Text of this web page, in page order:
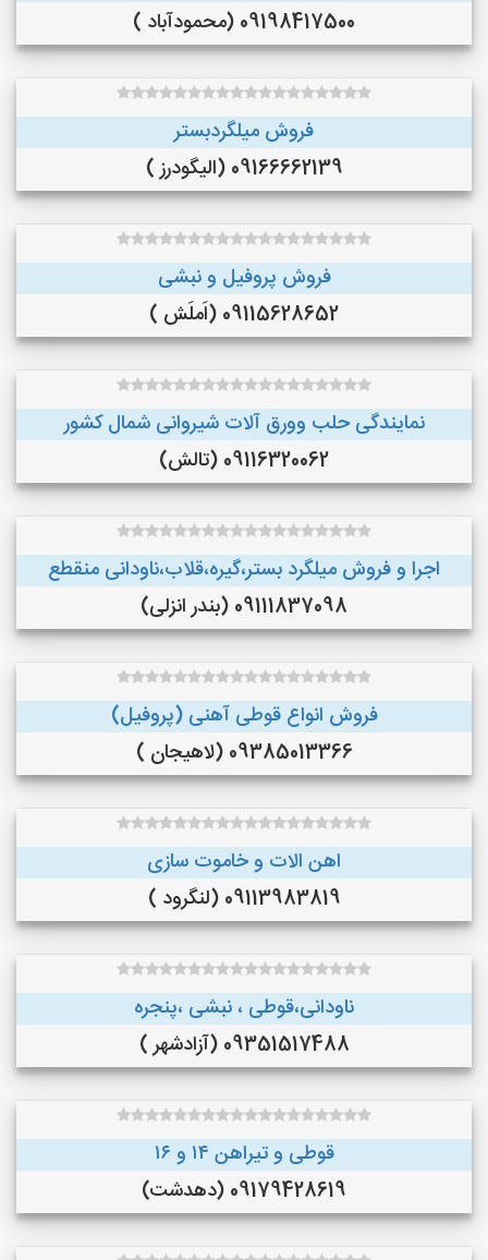
09198417500 (محمودآباد )
فروش میلگردبستر
09166662139 (الیگودرز )
فروش پروفیل و نبشی
09115628652 (اَملَش )
نمایندگی حلب وورق آلات شیروانی شمال کشور
09116320062 (تالش)
اجرا و فروش میلگرد بستر،گیره،قلاب،ناودانی منقطع
09111837098 (بندر انزلی)
فروش انواع قوطی آهنی (پروفیل)
09385013366 (لاهیجان )
اهن الات و خاموت سازی
09113983819 (لنگرود )
ناودانی،قوطی ، نبشی ،پنجره
09351517488 (آزادشهر )
قوطی و تیراهن ۱۴ و ۱۶
09179428619 (دهدشت)